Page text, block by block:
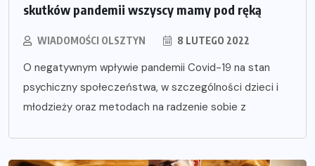
skutków pandemii wszyscy mamy pod ręką
WIADOMOŚCI OLSZTYN 8 LUTEGO 2022
O negatywnym wpływie pandemii Covid-19 na stan
psychiczny społeczeństwa, w szczególności dzieci i
młodzieży oraz metodach na radzenie sobie z